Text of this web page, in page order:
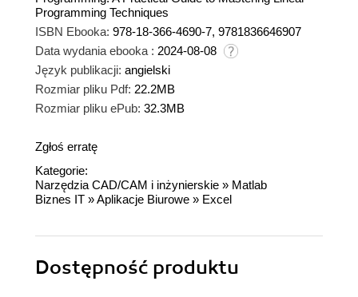
Programming Techniques
ISBN Ebooka: 978-18-366-4690-7, 9781836646907
Data wydania ebooka : 2024-08-08
Język publikacji: angielski
Rozmiar pliku Pdf: 22.2MB
Rozmiar pliku ePub: 32.3MB
Zgłoś erratę
Kategorie:
Narzędzia CAD/CAM i inżynierskie » Matlab
Biznes IT »Aplikacje Biurowe » Excel
Dostępność produktu